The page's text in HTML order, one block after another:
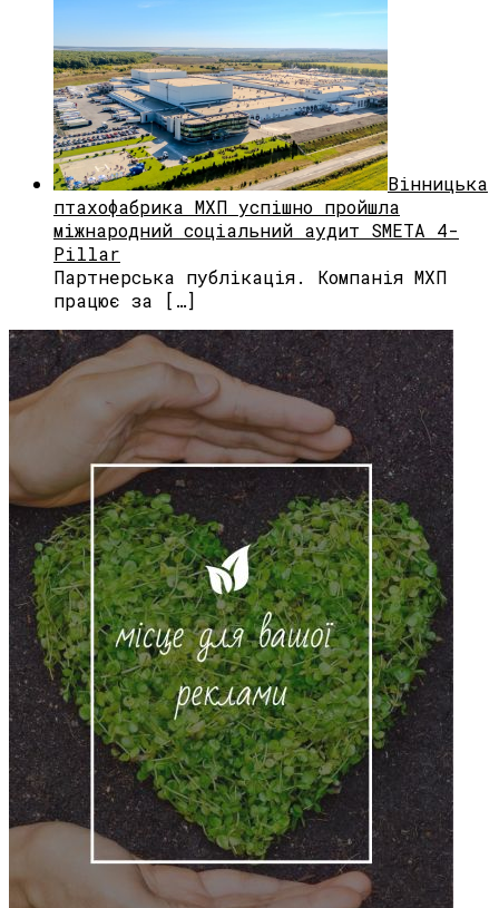
Вінницька
птахофабрика МХП успішно пройшла
міжнародний соціальний аудит SMETA 4-
Pillar
Партнерська публікація. Компанія МХП
працює за […]